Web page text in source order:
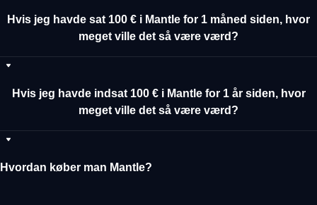
Hvis jeg havde sat 100 € i Mantle for 1 måned siden, hvor
meget ville det så være værd?
Hvis jeg havde indsat 100 € i Mantle for 1 år siden, hvor
meget ville det så være værd?
Hvordan køber man Mantle?